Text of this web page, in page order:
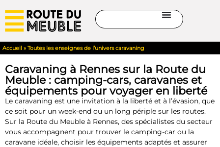
Accueil » Toutes les enseignes de l’univers caravaning
Caravaning à Rennes sur la Route du
Meuble : camping-cars, caravanes et
équipements pour voyager en liberté
Le caravaning est une invitation à la liberté et à l’évasion, que
ce soit pour un week-end ou un long périple sur les routes.
Sur la Route du Meuble à Rennes, des spécialistes du secteur
vous accompagnent pour trouver le camping-car ou la
caravane idéale, choisir les équipements adaptés et assurer